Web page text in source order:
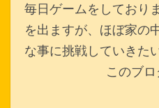
毎日ゲームをしており
を出ますが、ほぼ家の
な事に挑戦していきた
このブロ